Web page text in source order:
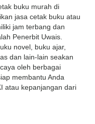
buku murah di
jasa cetak buku atau
jam terbang dan
Penerbit Uwais.
novel, buku ajar,
dan lain-lain seakan
oleh berbagai
membantu Anda
atau kepanjangan dari